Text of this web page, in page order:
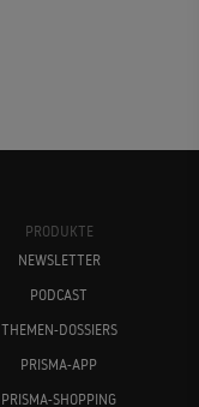
PRODUKTE
NEWSLETTER
PODCAST
THEMEN-DOSSIERS
PRISMA-APP
PRISMA-SHOPPING